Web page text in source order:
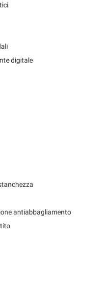
digitale
antiabbagliamento